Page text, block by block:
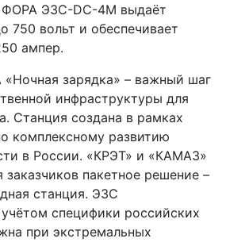
ФОРА ЭЗС-DC-4M выдаёт
750 вольт и обеспечивает
ампер.
зарядка» – важный шаг
инфраструктуры для
Станция создана в рамках
комплексному развитию
в России. «КРЭТ» и «КАМАЗ»
пакетное решение –
станция. ЭЗС
специфики российских
при экстремальных